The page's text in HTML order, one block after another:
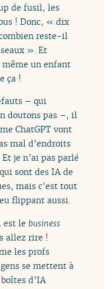
de fusil, les
! Donc, « dix
reste-il
». Et
même un enfant
ça !
– qui
doutons pas –, il
ChatGPT vont
mal d’endroits
je n’ai pas parlé
sont des IA de
mais c’est tout
flippant aussi.
est le business
allez rire !
les profs
se mettent à
d’IA